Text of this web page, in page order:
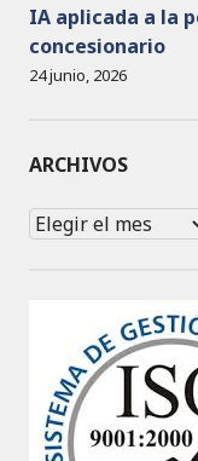
IA aplicada a la
concesionario
24 junio, 2026
ARCHIVOS
Archivos